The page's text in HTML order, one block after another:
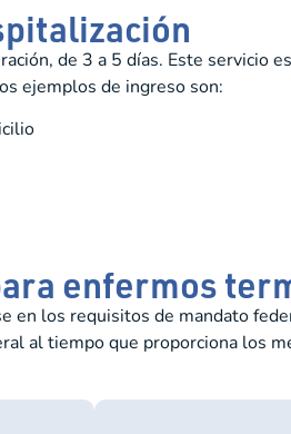
de 3 a 5 días. Este servicio
ejemplos de ingreso son:
enfermos
en los requisitos de mandato
al tiempo que proporciona los